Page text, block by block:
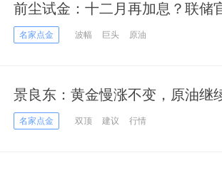
前尘试金：十二月再加息？联储
者小心
名家点金 波幅 巨头 原油
景良东：黄金慢涨不变，原油继
名家点金 双顶 建议 行情